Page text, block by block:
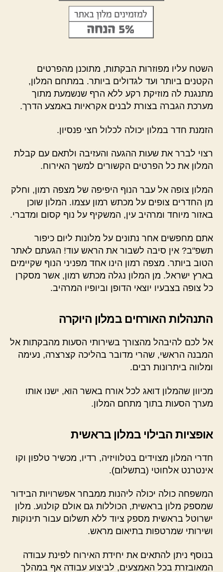
השטח עליו מפוזרות הבקתות, מתוכנן מהפרטים
הקטנים ביותר ועד לגדולים ביותר. במתחם המלון,
מתנגנת לה מוזיקת רקע ללא הרף שנשמעת מתוך
מערכת הגברה בצורת לבנים אקראיות באמצע הדרך.
הזמנת חדר במלון יכולה לכלול חצי פנסיון.
רצוי לברר את שעות ההגעה והעזיבה ולתאם עם קבלת
המלון את כל הפרטים הקשורים למשך האירוח.
המלון צופה אל עבר הנוף היפיפה של מצפה רמון, וחלק
מן החדרים צופים על מכתש רמון עצמו. המלון שוכן
באזור מיוחד ומרהיב עין, המשקיף על נוף קסום ומדברי.
אתם מחפשים אחר נתונים על מלונות ליום כיפור
תשפ"ב? אין סיבה לשבור את הראש עוד! הגעתם לאתר
הטוב ביותר. מצפה רמון הינו אחד מפניני הנוף שקיימים
בארץ ישראל. מן המלון נגלה מכתש רמון, אשר מסקרן
כל צופה בצבעיו יוצאי הדופן וביופיו המרהיב.
התנהלות האורחים במלון היוקרה
אל לכם להיבהל מהצורך בשירותי הסעות מהבקתות אל
המבנה הראשי, שהרי מדובר בהליכה קצרצרה, נעימה
ומלווה ביתרונות רבים.
מכיוון שהמלון דואג לכל אורח באשר הוא, ישנו אותו
מערך הסעות בתוך מתחם המלון.
אופציות הבילוי במלון בראשית
חדרי המלון מצוידים בטלוויזיה, רדיו, מכשיר טלפון וקו
אינטרנט אלחוטי (בתשלום).
המשפחה כולה יכולה ליהנות ממבחר אפשרויות הבידור
שמספק מלון בראשית, הכוללות גם אולם קולנוע. מלון
ישרוטל בראשית מספק ציוד ללא תשלום עבור תינוקות
ושירותי שמרטפות בתיאום מראש.
בנוסף ניתן להתאים את יחידת האירוח לפינת עבודה
המאובזרת בכל האמצעים, לביצוע עבודה אף במהלך